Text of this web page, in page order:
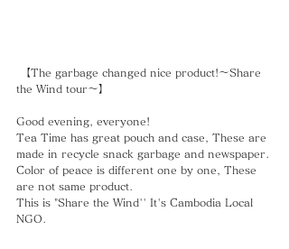
the Wind tour〜】
Good evening, everyone!
Tea Time has great pouch and case, These are
made in recycle snack garbage and newspaper.
Color of peace is different one by one, These
are not same product.
This is "Share the Wind'' It's Cambodia Local
NGO.